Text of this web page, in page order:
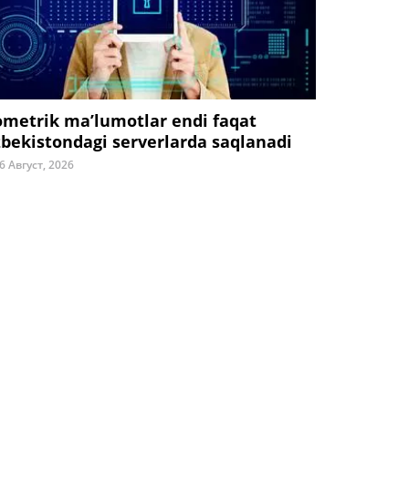
ma’lumotlar endi faqat
serverlarda saqlanadi
Август, 2026